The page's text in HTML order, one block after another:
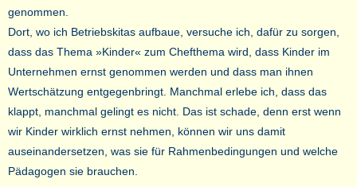
genommen.
Dort, wo ich Betriebskitas aufbaue, versuche ich, dafür zu sorgen,
dass das Thema »Kinder« zum Chefthema wird, dass Kinder im
Unternehmen ernst genommen werden und dass man ihnen
Wertschätzung entgegenbringt. Manchmal erlebe ich, dass das
klappt, manchmal gelingt es nicht. Das ist schade, denn erst wenn
wir Kinder wirklich ernst nehmen, können wir uns damit
auseinandersetzen, was sie für Rahmenbedingungen und welche
Pädagogen sie brauchen.